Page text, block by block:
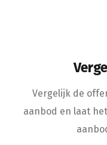
Vergelijk de
aanbod en laat